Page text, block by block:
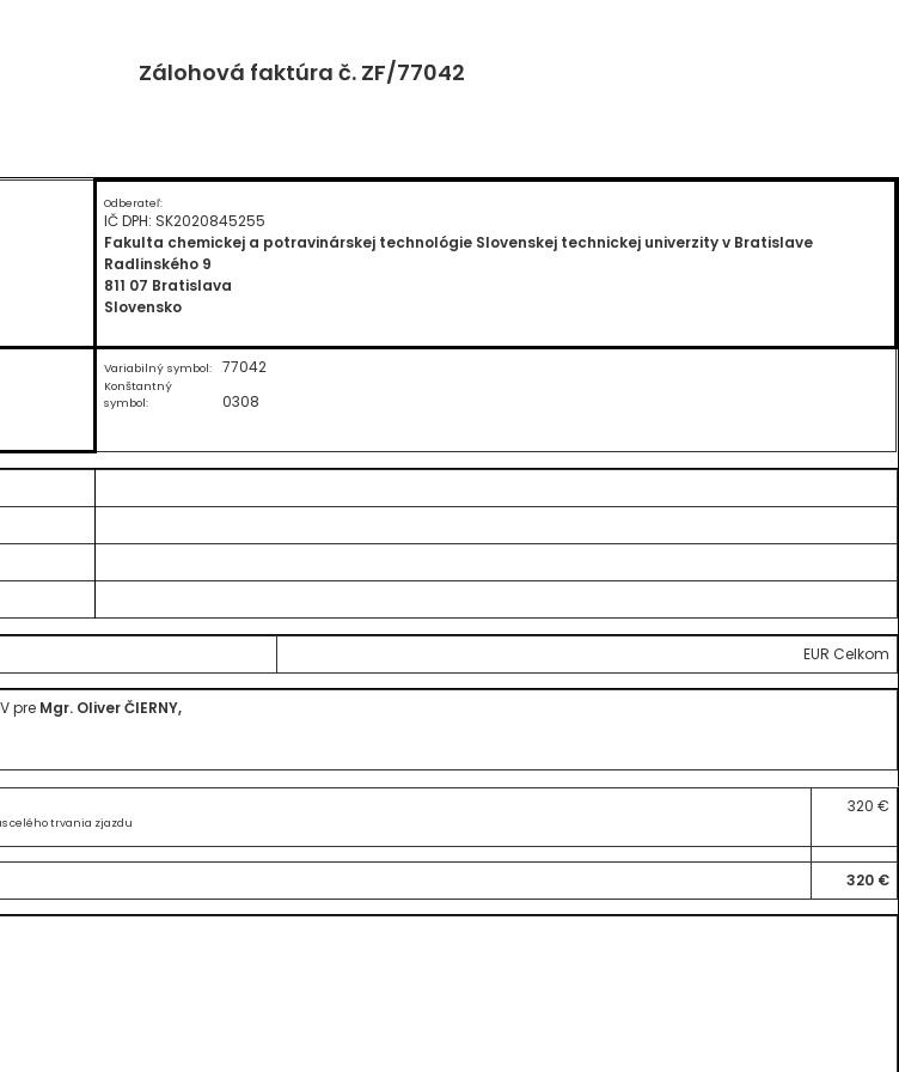
Zálohová faktúra č. ZF/77042
Odberateľ:
IČ DPH: SK2020845255
Fakulta chemickej a potravinárskej technológie Slovenskej technickej univerzity v Bratislave
Radlinského 9
811 07 Bratislava
Slovensko
Variabilný symbol: 77042
Konštantný
symbol:
0308
EUR Celkom
pre Mgr. Oliver ČIERNY,
celého trvania zjazdu
320 €
320 €